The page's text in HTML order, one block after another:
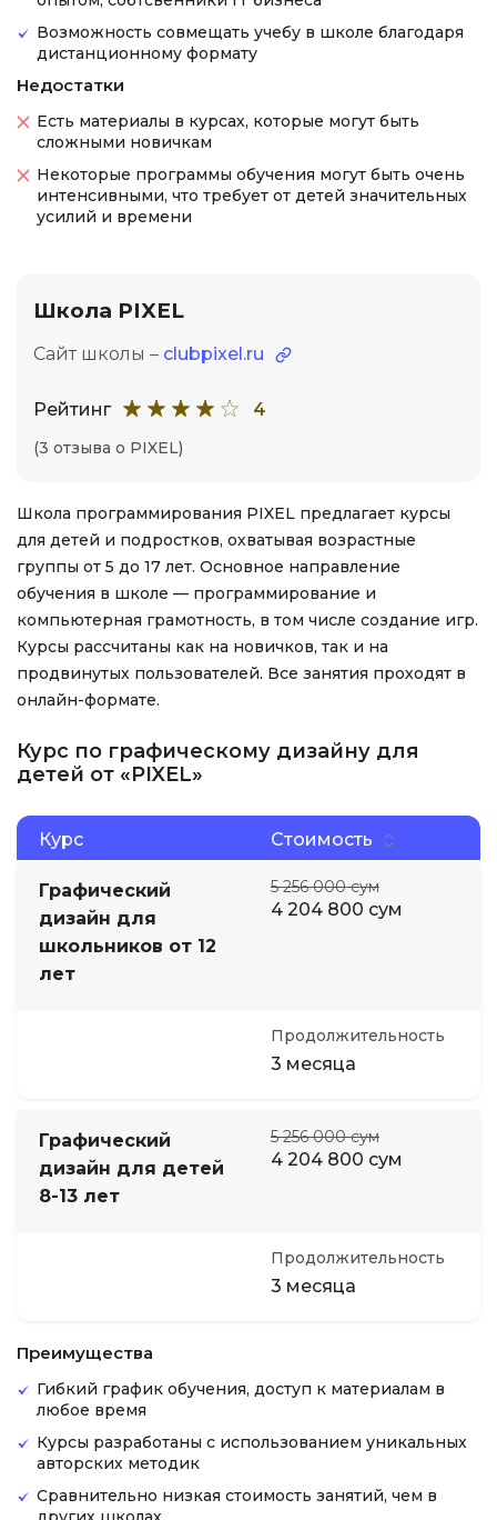
Возможность совмещать учебу в школе благодаря
дистанционному формату
Недостатки
Есть материалы в курсах, которые могут быть
сложными новичкам
Некоторые программы обучения могут быть очень
интенсивными, что требует от детей значительных
усилий и времени
Школа PIXEL
Сайт школы – clubpixel.ru
Рейтинг 4
(3 отзыва о PIXEL)
Школа программирования PIXEL предлагает курсы
для детей и подростков, охватывая возрастные
группы от 5 до 17 лет. Основное направление
обучения в школе — программирование и
компьютерная грамотность, в том числе создание игр.
Курсы рассчитаны как на новичков, так и на
продвинутых пользователей. Все занятия проходят в
онлайн-формате.
Курс по графическому дизайну для
детей от «PIXEL»
Курс Стоимость
Графический
дизайн для
школьников от 12
лет
5 256 000 сум
4 204 800 сум
Продолжительность
3 месяца
Графический
дизайн для детей
8-13 лет
5 256 000 сум
4 204 800 сум
Продолжительность
3 месяца
Преимущества
Гибкий график обучения, доступ к материалам в
любое время
Курсы разработаны с использованием уникальных
авторских методик​
Сравнительно низкая стоимость занятий, чем в